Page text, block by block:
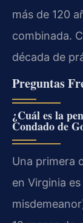
más de 120
combinada.
década de
Preguntas
¿Cuál es la
Condado de
Una primera
en Virginia